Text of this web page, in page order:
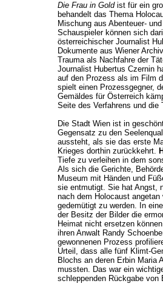
Die Frau in Goldist für ein
behandelt das Thema
Mischung aus Abenteuer-
Schauspieler können sich
österreichischer Journalist
Dokumente aus Wiener
Trauma als Nachfahre der
Journalist Hubertus Czernin
auf den Prozess als im Film
spielt einen Prozessgegner,
Gemäldes für Österreich
Seite des Verfahrens und die
Die Stadt Wien ist in
Gegensatz zu den
aussteht, als sie das erste
Krieges dorthin zurückkehrt.
Tiefe zu verleihen in dem
Als sich die Gerichte,
Museum mit Händen und
sie entmutigt. Sie hat Angst,
nach dem Holocaust
gedemütigt zu werden. In
der Besitz der Bilder die
Heimat nicht ersetzen
ihren Anwalt Randy
gewonnenen Prozess
Urteil, dass alle fünf Klimt-
Blochs an deren Erbin Maria
mussten. Das war ein
schleppenden Rückgabe von